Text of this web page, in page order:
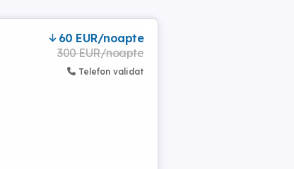
60 EUR/noapte
300 EUR/noapte
Telefon validat